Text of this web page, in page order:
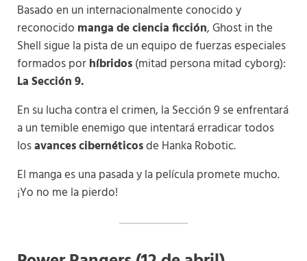
Basado en un internacionalmente conocido y
reconocido manga de ciencia ficción, Ghost in the
Shell sigue la pista de un equipo de fuerzas especiales
formados porhíbridos(mitad persona mitad cyborg):
La Sección 9.
En su lucha contra el crimen, la Sección 9 se enfrentará
a un temible enemigo que intentará erradicar todos
losavances cibernéticosde Hanka Robotic.
El manga es una pasada y la película promete mucho.
¡Yo no me la pierdo!